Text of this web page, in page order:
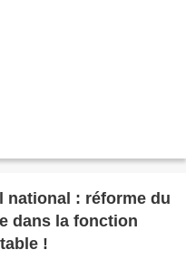
national : réforme du
dans la fonction
!